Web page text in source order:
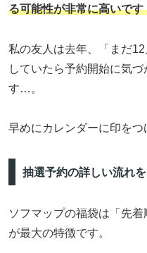
る可能性が非常に高いです
私の友人は去年、「まだ
していたら予約開始に気
す…。
早めにカレンダーに印を
抽選予約の詳しい流れ
ソフマップの福袋は「先
が最大の特徴です。